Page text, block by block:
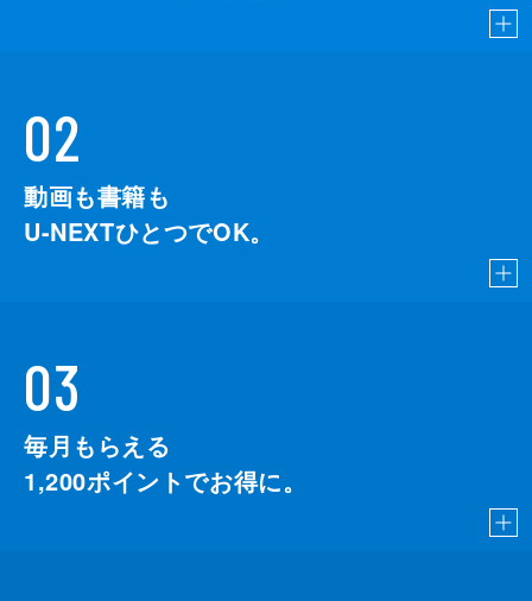
02
動画も書籍も
U-NEXTひとつでOK。
03
毎月もらえる
1,200ポイントでお得に。